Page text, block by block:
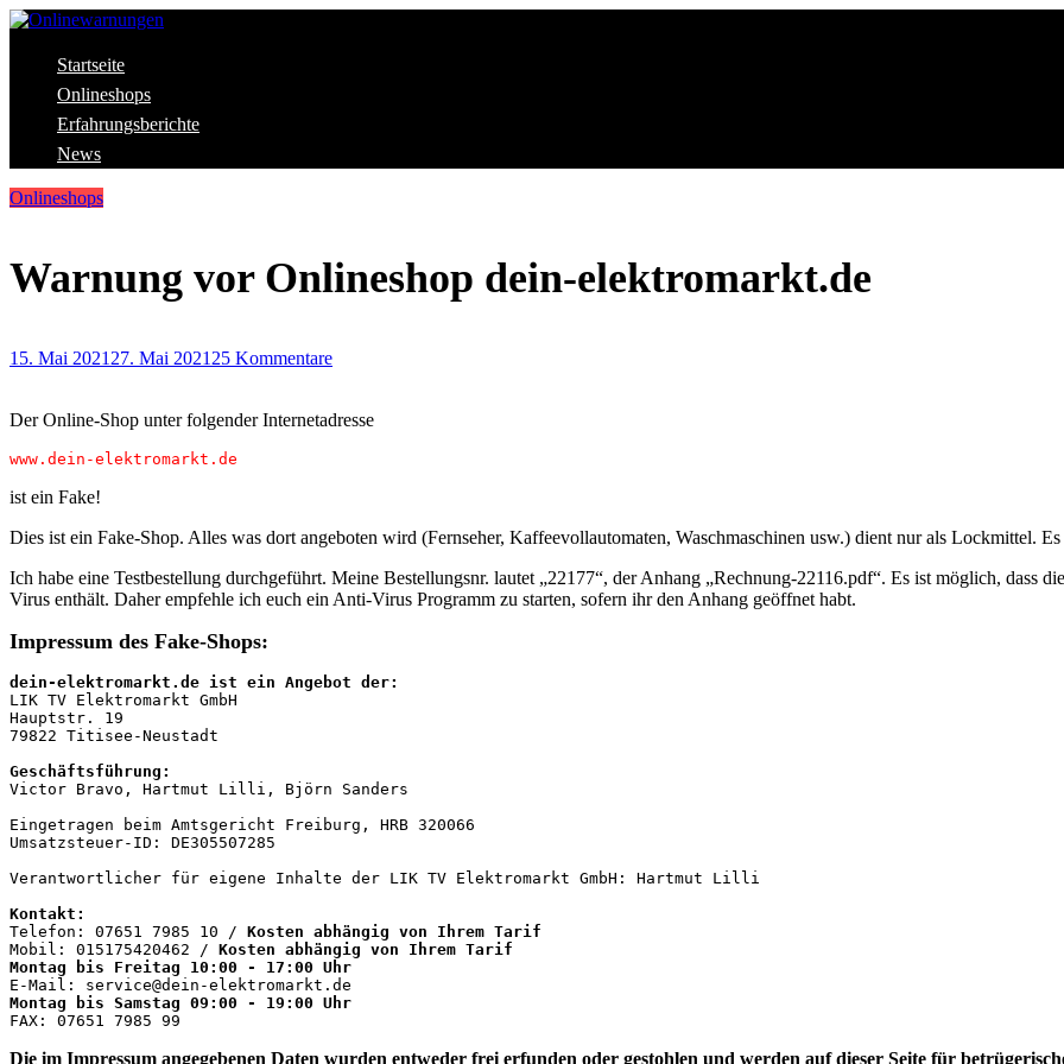
Skip
content
Onlinewarnungen
Aktuelle Warnungen vor Gefahren im Internet
Startseite
Onlineshops
Erfahrungsberichte
News
Onlineshops
Warnung vor Onlineshop dein-elektromarkt.de
15. Mai 2021 27. Mai 2021 25 Kommentare
Der Online-Shop unter folgender Internetadresse
www.dein-elektromarkt.de
ist ein Fake!
Dies ist ein Fake-Shop. Alles was dort angeboten wird (Fernseher, Kaffeevollautomaten, Waschmaschinen usw.) dient nur als Lockmittel.
Ich habe eine Testbestellung durchgeführt. Meine Bestellungsnr. lautet „22177“, der Anhang „Rechnung-22116.pdf“. Es ist möglich, dass
Virus enthält. Daher empfehle ich euch ein Anti-Virus Programm zu starten, sofern ihr den Anhang geöffnet habt.
Impressum des Fake-Shops:
dein-elektromarkt.de ist ein Angebot der:
LIK TV Elektromarkt GmbH
Hauptstr. 19
79822 Titisee-Neustadt
Geschäftsführung:
Victor Bravo, Hartmut Lilli, Björn Sanders
Eingetragen beim Amtsgericht Freiburg, HRB 320066
Umsatzsteuer-ID: DE305507285
Verantwortlicher für eigene Inhalte der LIK TV Elektromarkt GmbH: Hartmut Lilli
Kontakt:
Telefon: 07651 7985 10 / Kosten abhängig von Ihrem Tarif
Mobil: 015175420462 / Kosten abhängig von Ihrem Tarif
Montag bis Freitag 10:00 - 17:00 Uhr
Montag bis Samstag 09:00 - 19:00 Uhr
FAX: 07651 7985 99
Die im Impressum angegebenen Daten wurden entweder frei erfunden oder gestohlen und werden auf dieser Seite für